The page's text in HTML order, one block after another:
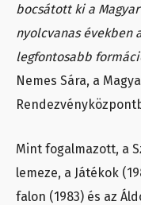
bocsátott ki a
nyolcvanas években
legfontosabb
Nemes Sára, a
Mint fogalmazott, a
lemeze, a Játékok
falon (1983) és az